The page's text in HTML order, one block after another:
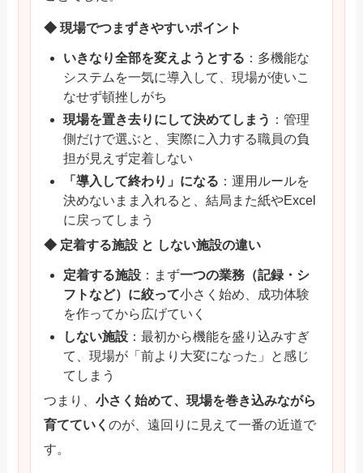
◆ 現場でつまずきやすいポイント
いきなり全部を変えようとする ：多機能な
システムを一気に導入して、現場が使いこ
なせず頓挫しがち
現場を置き去りにして決めてしまう ：管理
側だけで選ぶと、実際に入力する職員の負
担が見えず定着しない
「導入して終わり」になる ：運用ルールを
決めないまま入れると、結局また紙やExcel
に戻ってしまう
◆ 定着する施設 と しない施設の違い
定着する施設 ：まず一つの業務（記録・シ
フトなど）に絞って小さく始め、成功体験
を作ってから広げていく
しない施設 ：最初から機能を盛り込みすぎ
て、現場が「前より大変になった」と感じ
てしまう
つまり、小さく始めて、現場を巻き込みながら
育てていくのが、遠回りに見えて一番の近道で
す。